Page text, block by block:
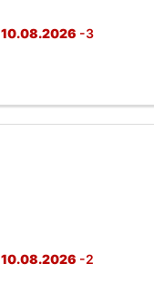
10.08.2026 -3
10.08.2026 -2